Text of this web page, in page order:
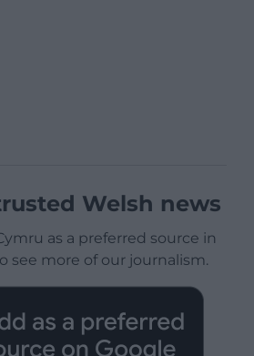
Welsh news
as a preferred source in
see more of our journalism.